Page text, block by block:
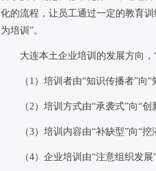
化的流程，让员工通过一定的教育
为培训”。
大连本土企业培训的发展方向
（1 ）培训者由“知识传播者”向
（2）培训方式由“承袭式”向“创
（3）培训内容由“补缺型”向“挖
（4）企业培训由“注意组织发